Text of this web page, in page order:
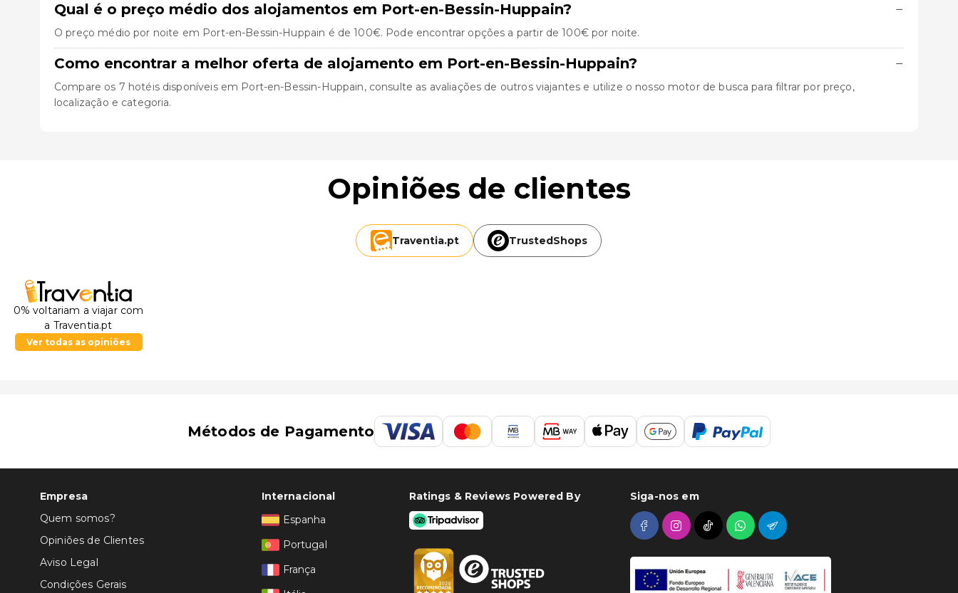
Qual é o preço médio dos alojamentos em Port-en-Bessin-Huppain? −
O preço médio por noite em Port-en-Bessin-Huppain é de 100€. Pode encontrar opções a partir de 100€ por noite.
Como encontrar a melhor oferta de alojamento em Port-en-Bessin-Huppain? −
Compare os 7 hotéis disponíveis em Port-en-Bessin-Huppain, consulte as avaliações de outros viajantes e utilize o nosso motor de busca para filtrar por preço,
localização e categoria.
Opiniões de clientes
Traventia.pt TrustedShops
0% voltariam a viajar com
a Traventia.pt
Ver todas as opiniões
Métodos de Pagamento
Empresa
Quem somos?
Opiniões de Clientes
Aviso Legal
Condições Gerais
Internacional
Espanha
Portugal
França
Ratings & Reviews Powered By Siga-nos em